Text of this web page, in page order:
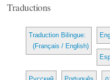
Traductions
Traduction Bilingue:
(Français / English)